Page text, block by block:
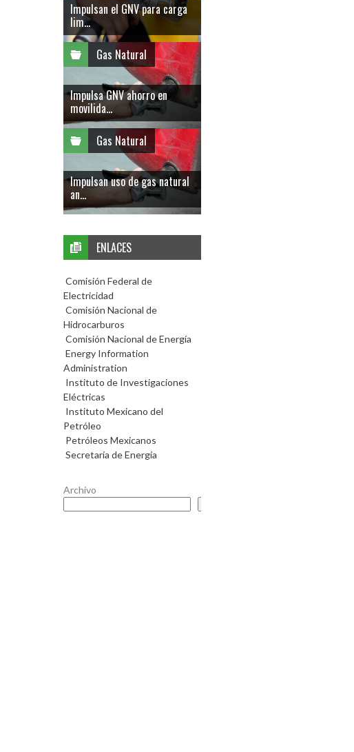
Impulsan el GNV para carga
lim...
Gas Natural
Impulsa GNV ahorro en
movilida...
Gas Natural
Impulsan uso de gas natural
an...
ENLACES
Comisión Federal de
Electricidad
Comisión Nacional de
Hidrocarburos
Comisión Nacional de Energía
Energy Information
Administration
Instituto de Investigaciones
Eléctricas
Instituto Mexicano del
Petróleo
Petróleos Mexicanos
Secretaría de Energía
Archivo